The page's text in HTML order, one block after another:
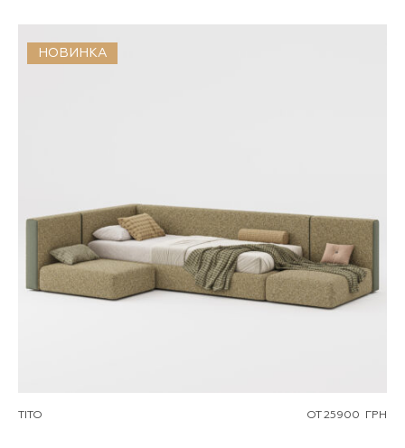
НОВИНКА
TITO ОТ25900 ГРН